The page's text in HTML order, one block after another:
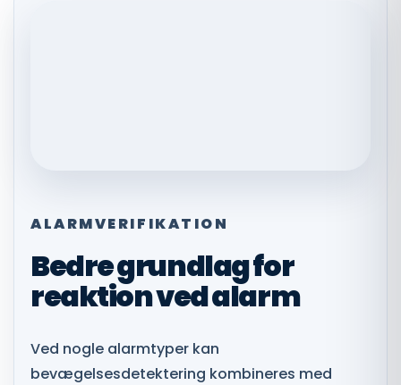
ALARMVERIFIKATION
Bedre grundlag for
reaktion ved alarm
Ved nogle alarmtyper kan
bevægelsesdetektering kombineres med